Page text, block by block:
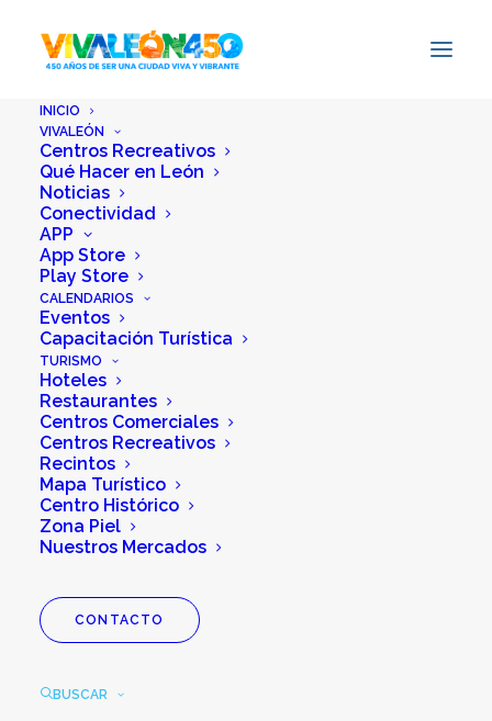
INICIO
VIVALEÓN
Centros Recreativos
Qué Hacer en León
Noticias
Conectividad
APP
App Store
Play Store
CALENDARIOS
Eventos
Capacitación Turística
TURISMO
Hoteles
Restaurantes
Centros Comerciales
Centros Recreativos
Recintos
Mapa Turístico
Centro Histórico
Zona Piel
Nuestros Mercados
CONTACTO
BUSCAR
Primer Congreso
Nacional de Doulas